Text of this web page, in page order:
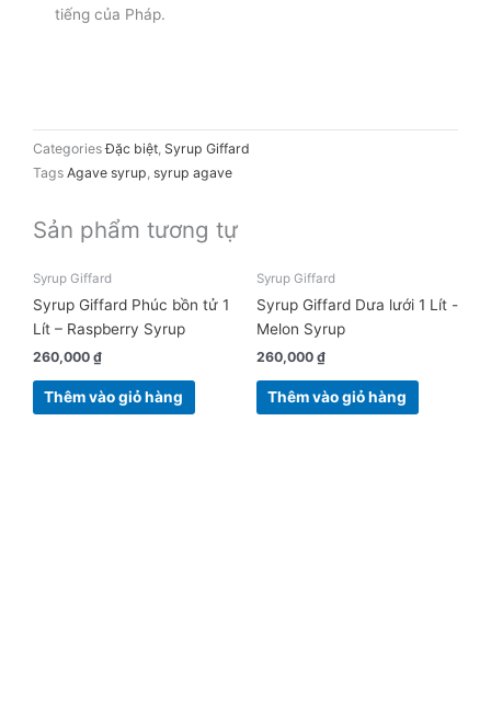
tiếng của Pháp.
Categories Đặc biệt, Syrup Giffard
Tags Agave syrup, syrup agave
Sản phẩm tương tự
Syrup Giffard
Syrup Giffard Phúc bồn tử 1
Lít – Raspberry Syrup
260,000 ₫
Thêm vào giỏ hàng
Syrup Giffard
Syrup Giffard Dưa lưới 1 Lít -
Melon Syrup
260,000 ₫
Thêm vào giỏ hàng